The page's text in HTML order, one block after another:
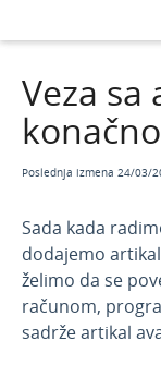
April 2026
Mart 2026
Novembar
Septembar
Jul 2025
Jun 2025
Veza sa
Poslednja izmena 24/03/
Sada kada
dodajemo
želimo da se
računom,
sadrže artikal